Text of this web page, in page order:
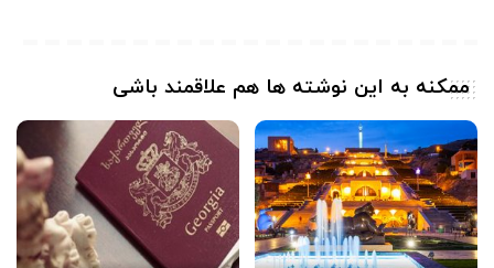
ممکنه به این نوشته ها هم علاقمند باشی